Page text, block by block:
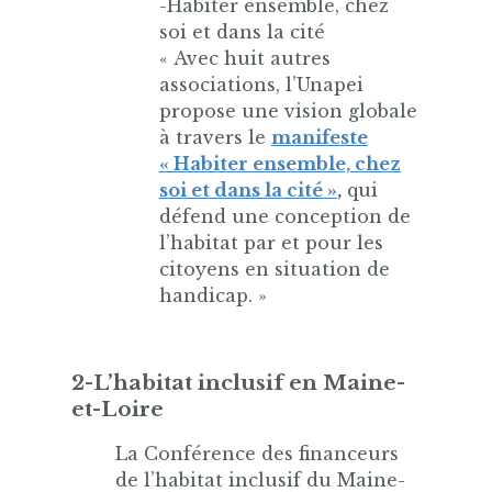
-Habiter ensemble, chez
soi et dans la cité
« Avec huit autres
associations, l’Unapei
propose une vision globale
à travers le manifeste
« Habiter ensemble, chez
soi et dans la cité »,qui
défend une conception de
l’habitat par et pour les
citoyens en situation de
handicap. »
2-L’habitat inclusif en Maine-
et-Loire
La Conférence des financeurs
de l’habitat inclusif du Maine-